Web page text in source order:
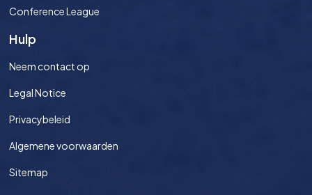
Conference League
Hulp
Neem contact op
Legal Notice
Privacybeleid
Algemene voorwaarden
Sitemap